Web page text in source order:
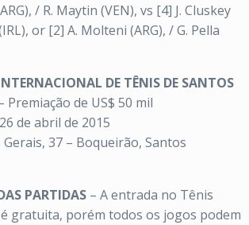
/ R. Maytin (VEN), vs [4] J. Cluskey
or [2] A. Molteni (ARG), / G. Pella
DE TÊNIS DE SANTOS
Premiação de US$ 50 mil
de abril de 2015
Gerais, 37 – Boqueirão, Santos
PARTIDAS – A entrada no Tênis
gratuita, porém todos os jogos podem